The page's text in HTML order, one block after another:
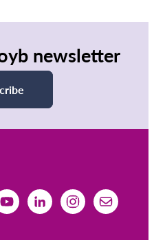
newsletter